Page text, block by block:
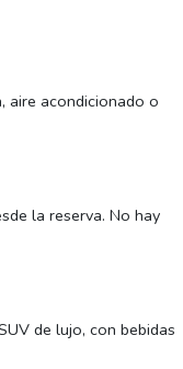
aire acondicionado o
la reserva. No hay
de lujo, con bebidas